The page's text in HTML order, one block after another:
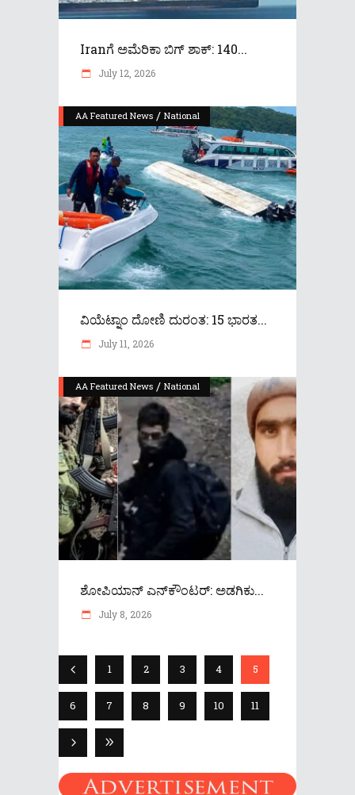
Iranಗೆ ಅಮೆರಿಕಾ ಬಿಗ್ ಶಾಕ್: 140...
July 12, 2026
AA Featured News / National
ವಿಯೆಟ್ನಾಂ ದೋಣಿ ದುರಂತ: 15 ಭಾರತ...
July 11, 2026
AA Featured News / National
ಶೋಪಿಯಾನ್‌ ಎನ್‌ಕೌಂಟರ್‌: ಅಡಗಿಕು...
July 8, 2026
1 2 3 4 5
6 7 8 9 10 11